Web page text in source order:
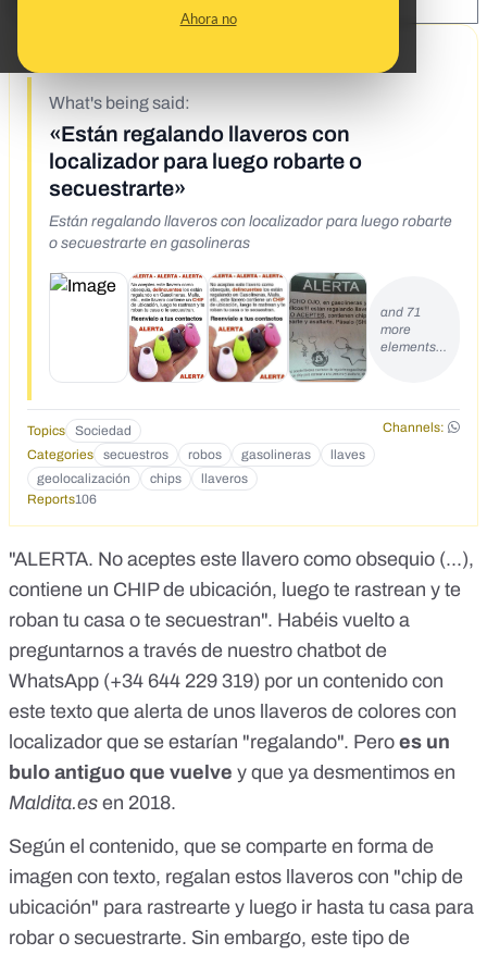
Ahora no
What's being said:
«Están regalando llaveros con
localizador para luego robarte o
secuestrarte»
Están regalando llaveros con localizador para luego robarte
o secuestrarte en gasolineras
and 71
more
elements…
Topics Sociedad
Channels:
Categories
secuestros robos gasolineras
llaves
geolocalización
chips
llaveros
Reports106
"ALERTA. No aceptes este llavero como obsequio (...),
contiene un CHIP de ubicación, luego te rastrean y te
roban tu casa o te secuestran". Habéis vuelto a
preguntarnos a través de nuestro chatbot de
WhatsApp (+34 644 229 319) por un contenido con
este texto que alerta de unos llaveros de colores con
localizador que se estarían "regalando". Pero es un
bulo antiguo que vuelve y que ya desmentimos en
Maldita.es en 2018.
Según el contenido, que se comparte en forma de
imagen con texto, regalan estos llaveros con "chip de
ubicación" para rastrearte y luego ir hasta tu casa para
robar o secuestrarte. Sin embargo, este tipo de